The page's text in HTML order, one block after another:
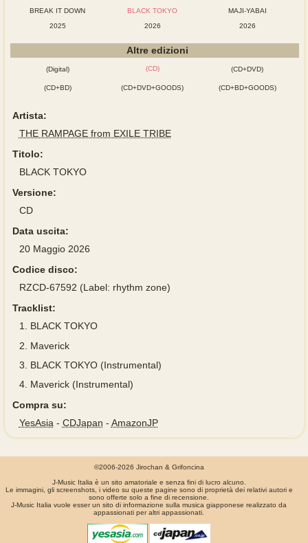
BREAK IT DOWN
2025
BLACK TOKYO
2026
MAJI-YABAI
2026
Altre edizioni
(Digital) (CD) (CD+DVD)
(CD+BD) (CD+DVD+GOODS) (CD+BD+GOODS)
Artista:
THE RAMPAGE from EXILE TRIBE
Titolo:
BLACK TOKYO
Versione:
CD
Data uscita:
20 Maggio 2026
Codice disco:
RZCD-67592 (Label: rhythm zone)
Tracklist:
1.
BLACK TOKYO
2.
Maverick
3.
BLACK TOKYO (Instrumental)
4. Maverick (Instrumental)
Compra su:
YesAsia- CDJapan - AmazonJP
©2006-2026 Jirochan & Grifoncina
J-Music Italia è un sito amatoriale e senza fini di lucro alcuno.
Le immagini, gli screenshots, i video su queste pagine sono di proprietà dei relativi autori e
sono offerte solo a fine di recensione.
J-Music Italia vuole esser un sito di informazione sulla musica giapponese realizzato da
appassionati per altri appassionati.